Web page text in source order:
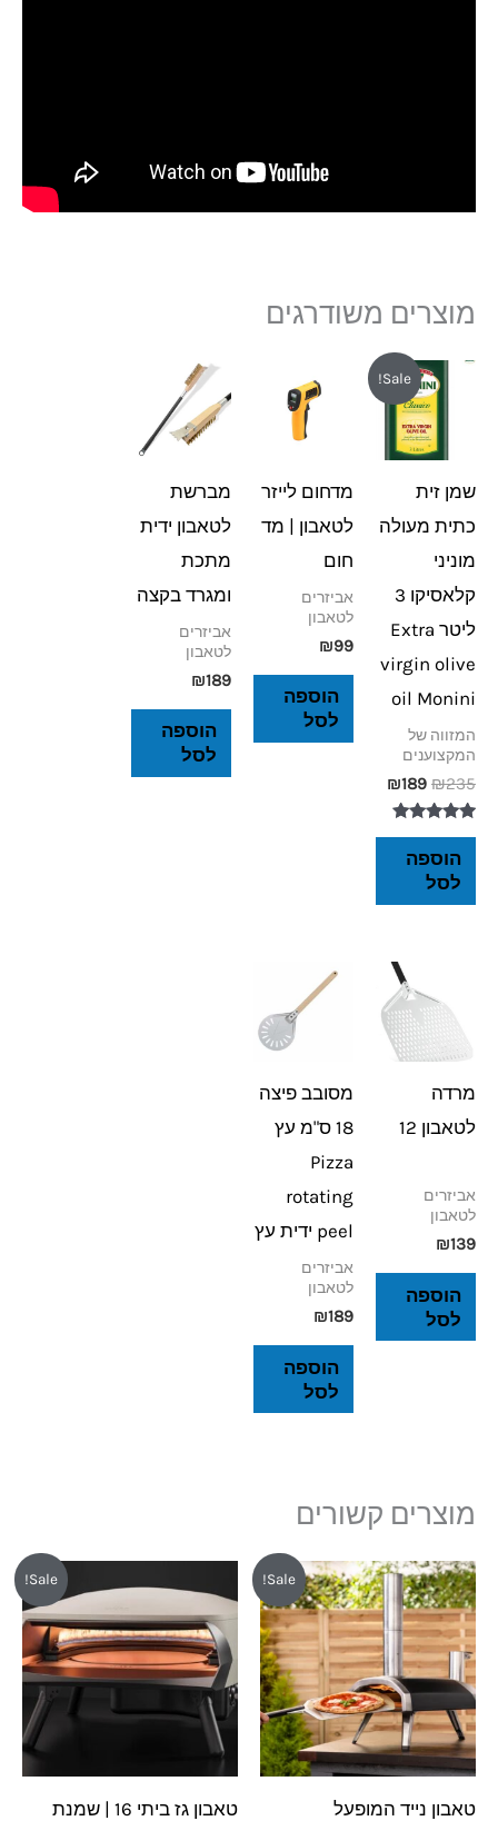
מוצרים משודרגים
Sale!
שמן זית
כתית מעולה
מוניני
קלאסיקו 3
ליטר Extra
virgin olive
oil Monini
המזווה של
המקצוענים
₪235
המחיר
המקורי
היה:
₪235.
₪189
המחיר
הנוכחי
דורג
5.00
מתוך 5
הוספה
לסל
מדחום לייזר
לטאבון | מד
חום
אביזרים
לטאבון
₪99
הוספה
לסל
מברשת
לטאבון ידית
מתכת
ומגרד בקצה
אביזרים
לטאבון
₪189
הוספה
לסל
מרדה
לטאבון 12
אביזרים
לטאבון
₪139
הוספה
לסל
מסובב פיצה
18 ס"מ עץ
Pizza
rotating
peel ידית עץ
אביזרים
לטאבון
₪189
הוספה
לסל
מוצרים קשורים
Sale!
טאבון נייד המופעל
המחיר
המקורי
היה:
₪1,750.
המחיר
הנוכחי
הוא:
₪1,650.
Sale!
טאבון גז ביתי 16 | שמנת
המקורי
היה:
₪3,890.
הנוכחי
הוא:
₪3,590.